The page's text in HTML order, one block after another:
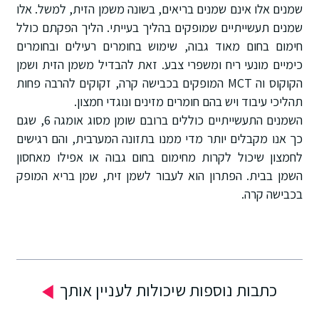
שמנים אלו אינם שמנים בריאים, בשונה משמן הזית, למשל. אלו
שמנים תעשייתיים שמופקים בהליך בעייתי. הליך הפקתם כולל
חימום בחום מאוד גבוה, שימוש בחומרים רעילים ובחומרים
כימיים מונעי ריח ומשפרי צבע. זאת להבדיל משמן הזית ושמן
הקוקוס וה MCT המופקים בכבישה קרה, זקוקים להרבה פחות
תהליכי עיבוד ויש בהם חומרים מזינים ונוגדי חמצון.
השמנים התעשייתיים כוללים ברובם שומן מסוג אומגה 6, שגם
כך אנו מקבלים יותר מדי ממנו בתזונה המערבית, והם רגישים
לחמצון שיכול לקרות מחימום בחום גבוה או אפילו מאחסון
השמן בבית. הפתרון הוא לעבור לשמן זית, שמן בריא המופק
בכבישה קרה.
כתבות נוספות שיכולות לעניין אותך